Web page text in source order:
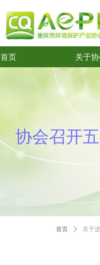
首页 关于
关于协
协会召开五
首页 ꄲ 关于